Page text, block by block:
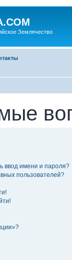
Землячество
ввод имени и пароля?
пользователей?